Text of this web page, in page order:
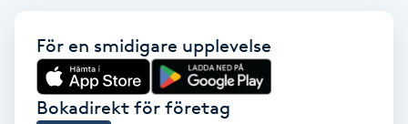
Barnklippning
BIAB
För en smidigare upplevelse
Bokadirekt för företag